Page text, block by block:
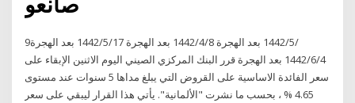
9‏‏/5‏‏/1442 بعد الهجرة 8‏‏/4‏‏/1442 بعد الهجرة 17‏‏/5‏‏/1442 بعد الهجرة
4‏‏/6‏‏/1442 بعد الهجرة قرر البنك المركزي الصيني اليوم الاثنين الإبقاء على
سعر الفائدة الاساسية على القروض التي يبلغ مداها 5 سنوات عند مستوى
4.65 % ، بحسب ما نشرت "الألمانية". يأتي هذا القرار ليبقي على سعر